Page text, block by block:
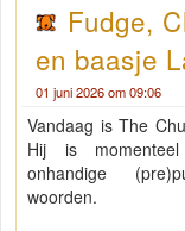
Fudge,
en baasje
01 juni 2026 om 09:06
Vandaag is The
Hij is
onhandige
woorden.